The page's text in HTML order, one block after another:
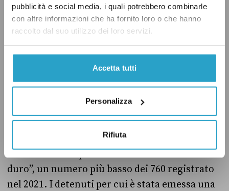
pubblicità e social media, i quali potrebbero combinarle
con altre informazioni che ha fornito loro o che hanno
raccolto dal suo utilizzo dei loro servizi.
Accetta tutti
Personalizza
Rifiuta
si è raggiunto
massimo di 748 persone detenute al “carcere
duro”, un numero più basso dei 760 registrato
nel 2021. I detenuti per cui è stata emessa una